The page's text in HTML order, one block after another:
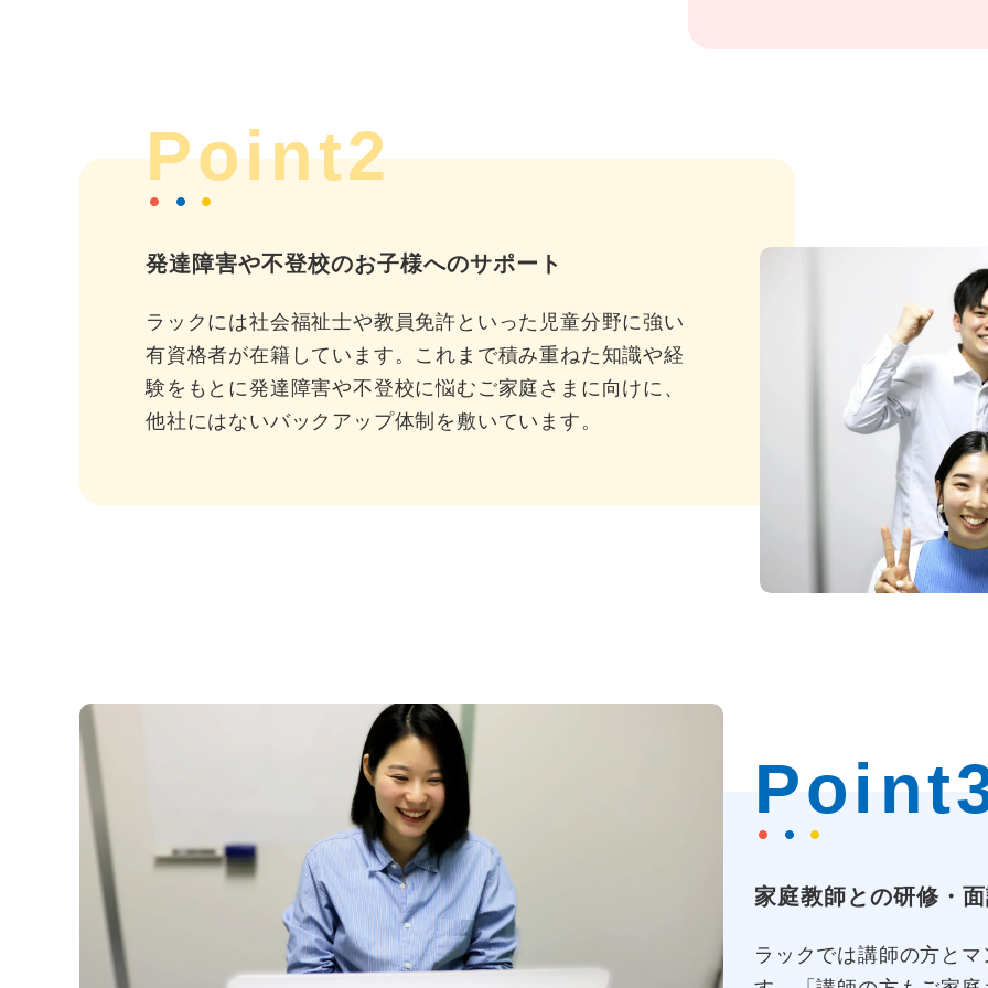
Point2
発達障害や不登校のお子様へのサポート
ラックには社会福祉士や教員免許といった児童分野に強い
有資格者が在籍しています。これまで積み重ねた知識や経
験をもとに発達障害や不登校に悩むご家庭さまに向けに、
他社にはないバックアップ体制を敷いています。
家庭教師との研修・
ラックでは講師の方と